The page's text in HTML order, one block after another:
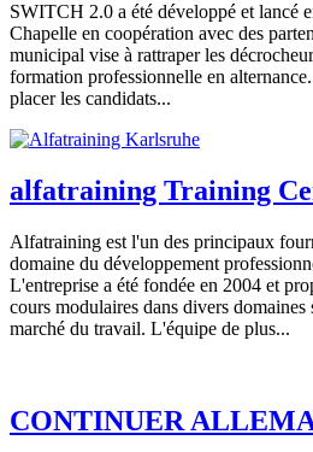
SWITCH 2.0 a été développé et lancé
Chapelle en coopération avec des
municipal vise à rattraper les
formation professionnelle en
placer les candidats...
alfatraining Training
Alfatraining est l'un des principaux
domaine du développement
L'entreprise a été fondée en 2004 et
cours modulaires dans divers
marché du travail. L'équipe de plus...
CONTINUER